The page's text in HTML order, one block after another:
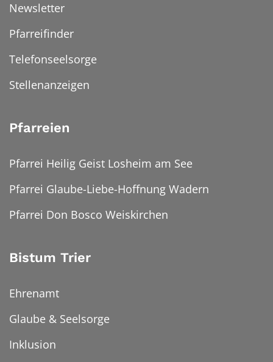
Newsletter
Pfarreifinder
Telefonseelsorge
Stellenanzeigen
Pfarreien
Pfarrei Heilig Geist Losheim am See
Pfarrei Glaube-Liebe-Hoffnung Wadern
Pfarrei Don Bosco Weiskirchen
Bistum Trier
Ehrenamt
Glaube & Seelsorge
Inklusion